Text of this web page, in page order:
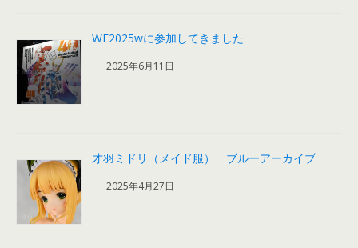
WF2025wに参加してきました
2025年6月11日
才羽ミドリ（メイド服） ブルーアーカイブ
2025年4月27日